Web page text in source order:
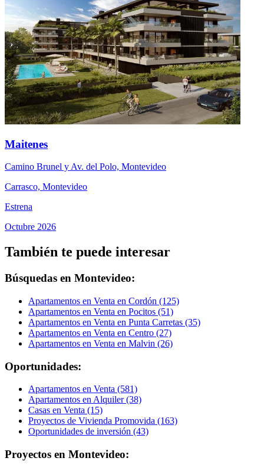
Maitenes
Camino Brunel y Av. del Polo, Montevideo
Carrasco, Montevideo
Estrena
Octubre 2026
También te puede interesar
Búsquedas en Montevideo:
Apartamentos en Venta en Cordón (125)
Apartamentos en Venta en Pocitos (51)
Apartamentos en Venta en Punta Carretas (35)
Apartamentos en Venta en Centro (27)
Apartamentos en Venta en Malvin (26)
Oportunidades:
Apartamentos en Venta (581)
Apartamentos en Alquiler (38)
Casas en Venta (15)
Proyectos de Vivienda Promovida (163)
Oportunidades de inversión (43)
Proyectos en Montevideo: